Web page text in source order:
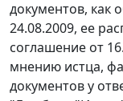
документов, как
24.08.2009, ее
соглашение от
мнению истца,
документов у